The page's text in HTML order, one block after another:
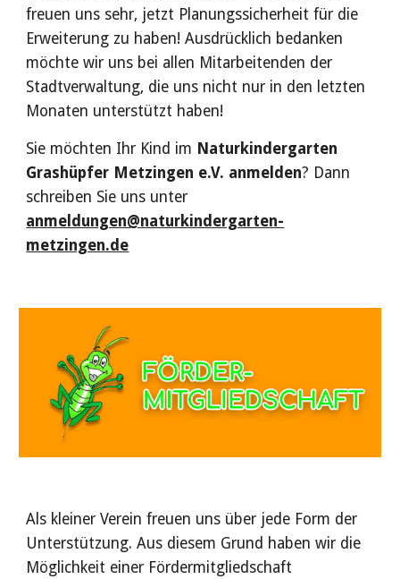
freuen uns sehr, jetzt Planungssicherheit für die
Erweiterung zu haben! Ausdrücklich bedanken
möchte wir uns bei allen Mitarbeitenden der
Stadtverwaltung, die uns nicht nur in den letzten
Monaten unterstützt haben!
Sie möchten Ihr Kind im Naturkindergarten
Grashüpfer Metzingen e.V. anmelden? Dann
schreiben Sie uns unter
anmeldungen@naturkindergarten-
metzingen.de
Als kleiner Verein freuen uns über jede Form der
Unterstützung. Aus diesem Grund haben wir die
Möglichkeit einer Fördermitgliedschaft